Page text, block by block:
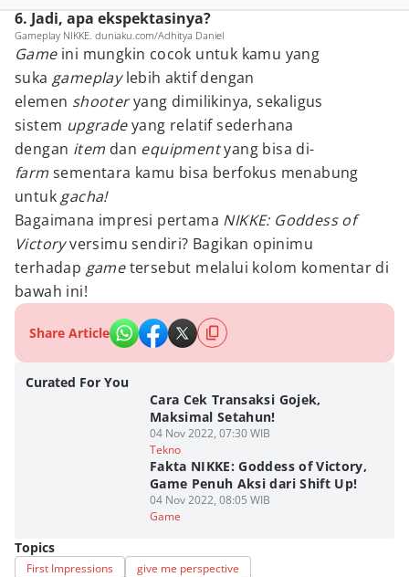
6. Jadi, apa ekspektasinya?
Gameplay NIKKE. duniaku.com/Adhitya Daniel
Game ini mungkin cocok untuk kamu yang
suka gameplaylebih aktif dengan
elemen shooteryang dimilikinya, sekaligus
sistem upgradeyang relatif sederhana
dengan item dan equipmentyang bisa di-
farm sementara kamu bisa berfokus menabung
untuk gacha!
Bagaimana impresi pertama NIKKE: Goddess of
Victoryversimu sendiri? Bagikan opinimu
terhadap gametersebut melalui kolom komentar di
bawah ini!
Share Article
Curated For You
Cara Cek Transaksi Gojek,
Maksimal Setahun!
04 Nov 2022, 07:30 WIB
Tekno
Fakta NIKKE: Goddess of Victory,
Game Penuh Aksi dari Shift Up!
04 Nov 2022, 08:05 WIB
Game
Topics
First Impressions
give me perspective